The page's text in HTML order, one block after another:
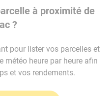
à proximité de
?
pour lister vos parcelles et
météo heure par heure afin
et vos rendements.